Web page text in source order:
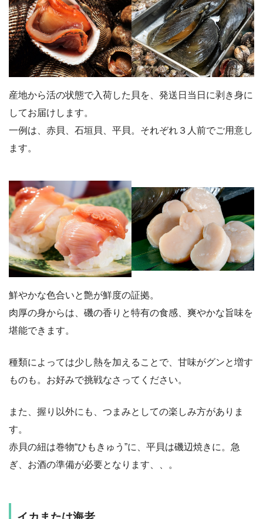
産地から活の状態で入荷した貝を、発送日当日に剥き身に
してお届けします。
一例は、赤貝、石垣貝、平貝。それぞれ３人前でご用意し
ます。
鮮やかな色合いと艶が鮮度の証拠。
肉厚の身からは、磯の香りと特有の食感、爽やかな旨味を
堪能できます。
種類によっては少し熱を加えることで、甘味がグンと増す
ものも。お好みで挑戦なさってください。
また、握り以外にも、つまみとしての楽しみ方がありま
す。
赤貝の紐は巻物“ひもきゅう”に、平貝は磯辺焼きに。急
ぎ、お酒の準備が必要となります、、。